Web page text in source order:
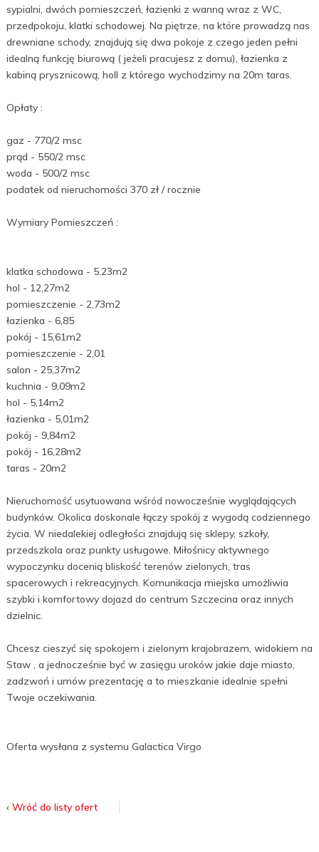
sypialni, dwóch pomieszczeń, łazienki z wanną wraz z WC,
przedpokoju, klatki schodowej. Na piętrze, na które prowadzą nas
drewniane schody, znajdują się dwa pokoje z czego jeden pełni
idealną funkcję biurową ( jeżeli pracujesz z domu), łazienka z
kabiną prysznicową, holl z którego wychodzimy na 20m taras.
Opłaty :
gaz - 770/2 msc
prąd - 550/2 msc
woda - 500/2 msc
podatek od nieruchomości 370 zł / rocznie
Wymiary Pomieszczeń :
klatka schodowa - 5.23m2
hol - 12,27m2
pomieszczenie - 2,73m2
łazienka - 6,85
pokój - 15,61m2
pomieszczenie - 2,01
salon - 25,37m2
kuchnia - 9,09m2
hol - 5,14m2
łazienka - 5,01m2
pokój - 9,84m2
pokój - 16,28m2
taras - 20m2
Nieruchomość usytuowana wśród nowocześnie wyglądających
budynków. Okolica doskonale łączy spokój z wygodą codziennego
życia. W niedalekiej odległości znajdują się sklepy, szkoły,
przedszkola oraz punkty usługowe. Miłośnicy aktywnego
wypoczynku docenią bliskość terenów zielonych, tras
spacerowych i rekreacyjnych. Komunikacja miejska umożliwia
szybki i komfortowy dojazd do centrum Szczecina oraz innych
dzielnic.
Chcesz cieszyć się spokojem i zielonym krajobrazem, widokiem na
Staw , a jednocześnie być w zasięgu uroków jakie daje miasto,
zadzwoń i umów prezentację a to mieszkanie idealnie spełni
Twoje oczekiwania.
Oferta wysłana z systemu Galactica Virgo
‹ Wróć do listy ofert